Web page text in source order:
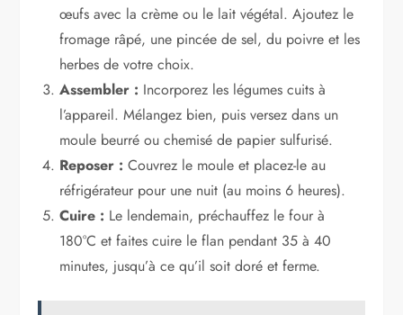
œufs avec la crème ou le lait végétal. Ajoutez le
fromage râpé, une pincée de sel, du poivre et les
herbes de votre choix.
Assembler : Incorporez les légumes cuits à
l’appareil. Mélangez bien, puis versez dans un
moule beurré ou chemisé de papier sulfurisé.
Reposer : Couvrez le moule et placez-le au
réfrigérateur pour une nuit (au moins 6 heures).
Cuire : Le lendemain, préchauffez le four à
180°C et faites cuire le flan pendant 35 à 40
minutes, jusqu’à ce qu’il soit doré et ferme.